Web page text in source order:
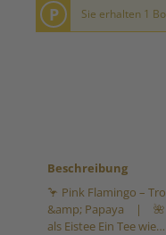
P Sie erhalten 1
Beschreibung
🦩 Pink Flamingo –
&amp; Papaya |
als Eistee Ein Tee wie…